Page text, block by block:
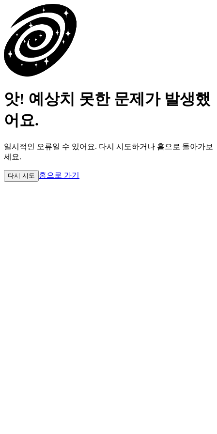
앗! 예상치 못한 문제가 발생했
어요.
일시적인 오류일 수 있어요. 다시 시도하거나 홈으로 돌아가보
세요.
다시 시도 홈으로 가기